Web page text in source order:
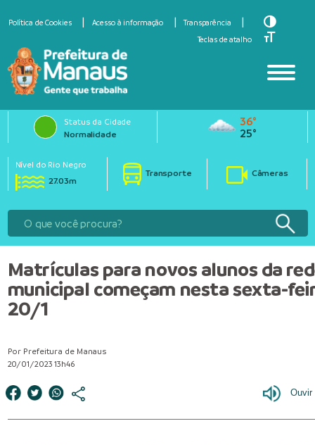
Política de Cookies Acesso à informação
Transparência
Teclas de atalho
Toggle
Toggle
Status da Cidade
Normalidade
36°
25°
Nível do Rio Negro
27.03m
Transporte Câmeras
Matrículas para novos alunos da
municipal começam nesta sexta-
20/1
Por Prefeitura de Manaus
20/01/2023 13h46